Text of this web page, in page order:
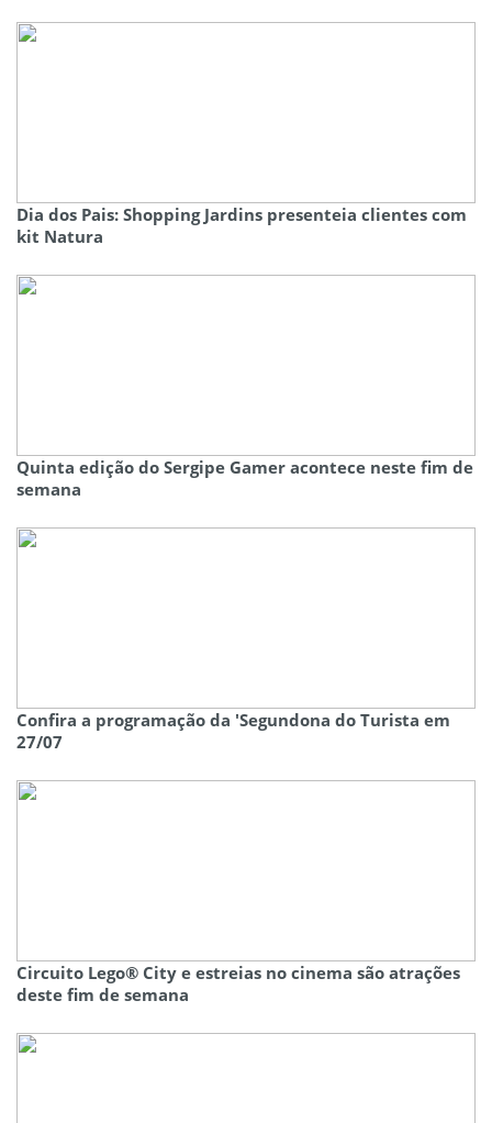
Dia dos Pais: Shopping Jardins presenteia clientes com
kit Natura
Quinta edição do Sergipe Gamer acontece neste fim de
semana
Confira a programação da 'Segundona do Turista em
27/07
Circuito Lego® City e estreias no cinema são atrações
deste fim de semana